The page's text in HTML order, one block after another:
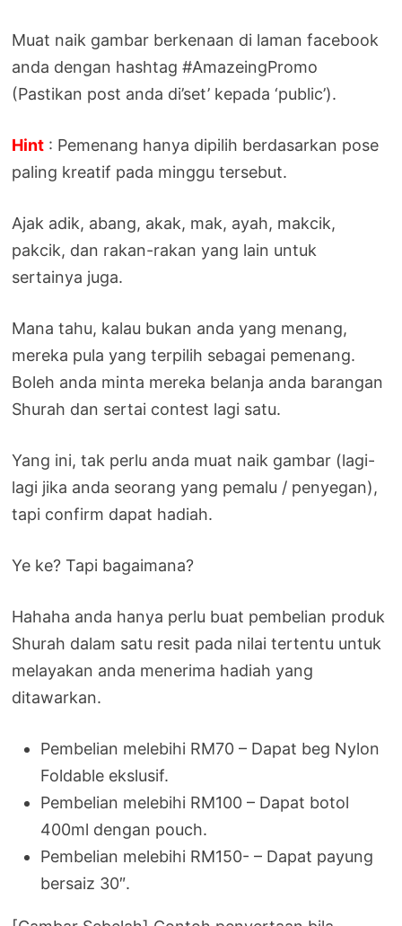
Muat naik gambar berkenaan di laman facebook
anda dengan hashtag #AmazeingPromo
(Pastikan post anda di’set’ kepada ‘public’).
Hint : Pemenang hanya dipilih berdasarkan pose
paling kreatif pada minggu tersebut.
Ajak adik, abang, akak, mak, ayah, makcik,
pakcik, dan rakan-rakan yang lain untuk
sertainya juga.
Mana tahu, kalau bukan anda yang menang,
mereka pula yang terpilih sebagai pemenang.
Boleh anda minta mereka belanja anda barangan
Shurah dan sertai contest lagi satu.
Yang ini, tak perlu anda muat naik gambar (lagi-
lagi jika anda seorang yang pemalu / penyegan),
tapi confirm dapat hadiah.
Ye ke? Tapi bagaimana?
Hahaha anda hanya perlu buat pembelian produk
Shurah dalam satu resit pada nilai tertentu untuk
melayakan anda menerima hadiah yang
ditawarkan.
Pembelian melebihi RM70 – Dapat beg Nylon
Foldable ekslusif.
Pembelian melebihi RM100 – Dapat botol
400ml dengan pouch.
Pembelian melebihi RM150- – Dapat payung
bersaiz 30″.